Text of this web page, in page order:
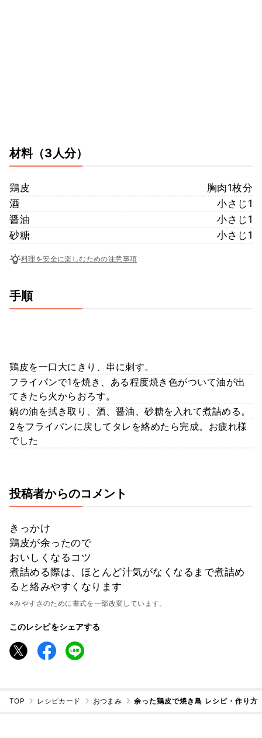
材料（3人分）
鶏皮
胸肉1枚分
酒
小さじ1
醤油
小さじ1
砂糖
小さじ1
料理を安全に楽しむための注意事項
手順
鶏皮を一口大にきり、串に刺す。
フライパンで1を焼き、ある程度焼き色がついて油が出
てきたら火からおろす。
鍋の油を拭き取り、酒、醤油、砂糖を入れて煮詰める。
2をフライパンに戻してタレを絡めたら完成。お疲れ様
でした
投稿者からのコメント
きっかけ
鶏皮が余ったので
おいしくなるコツ
煮詰める際は、ほとんど汁気がなくなるまで煮詰め
ると絡みやすくなります
※みやすさのために書式を一部改変しています。
このレシピをシェアする
TOP レシピカード おつまみ 余った鶏皮で焼き鳥 レシピ・作り方